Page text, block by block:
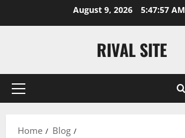
August 9, 2026 5:47:58 AM
RIVAL SITE
Primary
Home
Blog